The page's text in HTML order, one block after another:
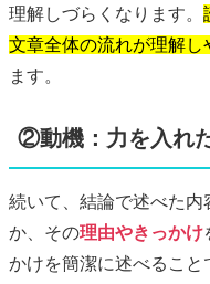
理解しづらくなります。
文章全体の流れが理解し
ます。
②動機：力を入れ
続いて、結論で述べた
か、その理由やきっかけ
かけを簡潔に述べること